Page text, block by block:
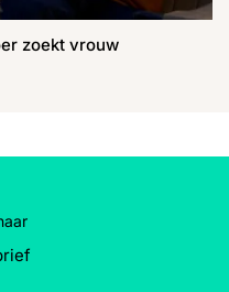
zoekt vrouw